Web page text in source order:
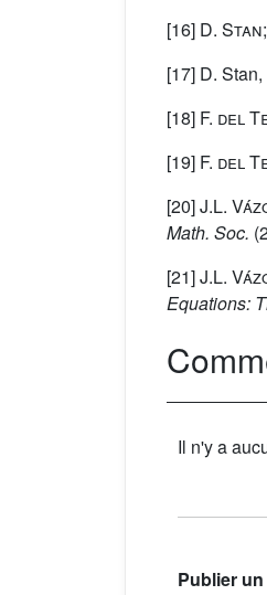
[16] D.
[17] D.
[18] F. del
[19] F. del
[20]J.L.
Math. Soc.
[21]J.L.
Equations:
Il n'y a
Publier